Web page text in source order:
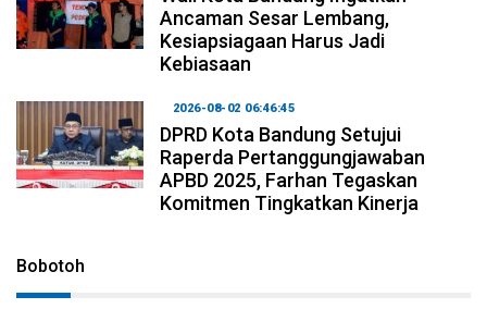
Ancaman Sesar Lembang,
Kesiapsiagaan Harus Jadi
Kebiasaan
2026-08-02 06:46:45
DPRD Kota Bandung Setujui
Raperda Pertanggungjawaban
APBD 2025, Farhan Tegaskan
Komitmen Tingkatkan Kinerja
Bobotoh